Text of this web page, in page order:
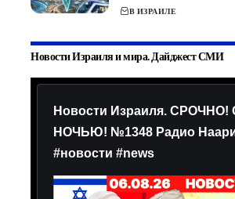
В ИЗРАИЛЕ
Новости Израиля и мира. Дайджест СМИ